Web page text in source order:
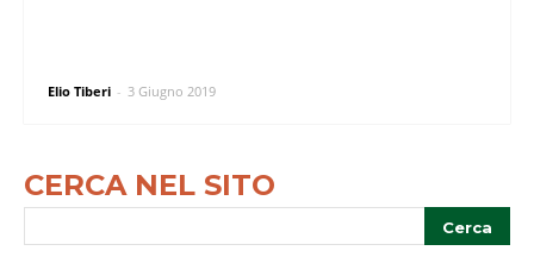
Elio Tiberi - 3 Giugno 2019
CERCA NEL SITO